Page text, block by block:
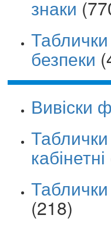
знаки
безпеки
Вивіски
кабінетні
(218)